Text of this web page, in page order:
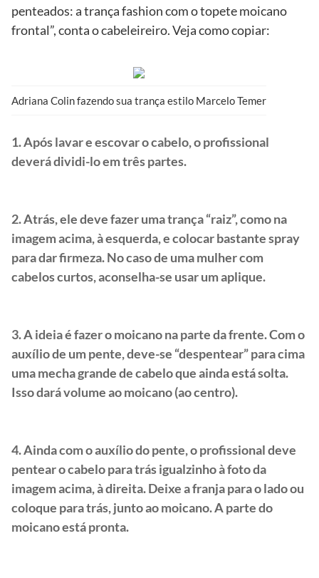
penteados: a trança fashion com o topete moicano
frontal”, conta o cabeleireiro. Veja como copiar:
Adriana Colin fazendo sua trança estilo Marcelo Temer
1. Após lavar e escovar o cabelo, o profissional
deverá dividi-lo em três partes.
2. Atrás, ele deve fazer uma trança “raiz”, como na
imagem acima, à esquerda, e colocar bastante spray
para dar firmeza. No caso de uma mulher com
cabelos curtos, aconselha-se usar um aplique.
3. A ideia é fazer o moicano na parte da frente. Com o
auxílio de um pente, deve-se “despentear” para cima
uma mecha grande de cabelo que ainda está solta.
Isso dará volume ao moicano (ao centro).
4. Ainda com o auxílio do pente, o profissional deve
pentear o cabelo para trás igualzinho à foto da
imagem acima, à direita. Deixe a franja para o lado ou
coloque para trás, junto ao moicano. A parte do
moicano está pronta.